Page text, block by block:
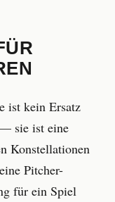
ist kein Ersatz
sie ist eine
Konstellationen
Pitcher-
für ein Spiel